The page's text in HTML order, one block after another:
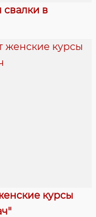
в
курсы